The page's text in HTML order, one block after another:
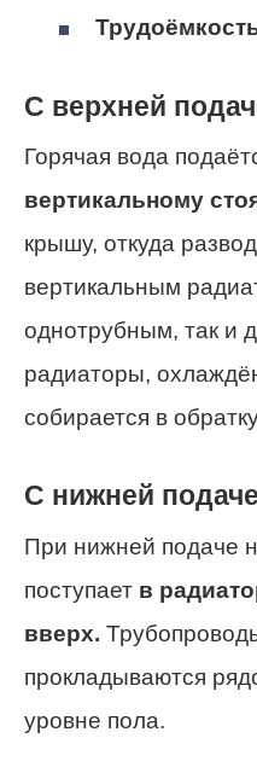
С верхней
Горячая вода
вертикальному
крышу, откуда
вертикальным
однотрубным, так и
радиаторы,
собирается в
С нижней
При нижней подаче
поступает в
вверх.
прокладываются
уровне пола.